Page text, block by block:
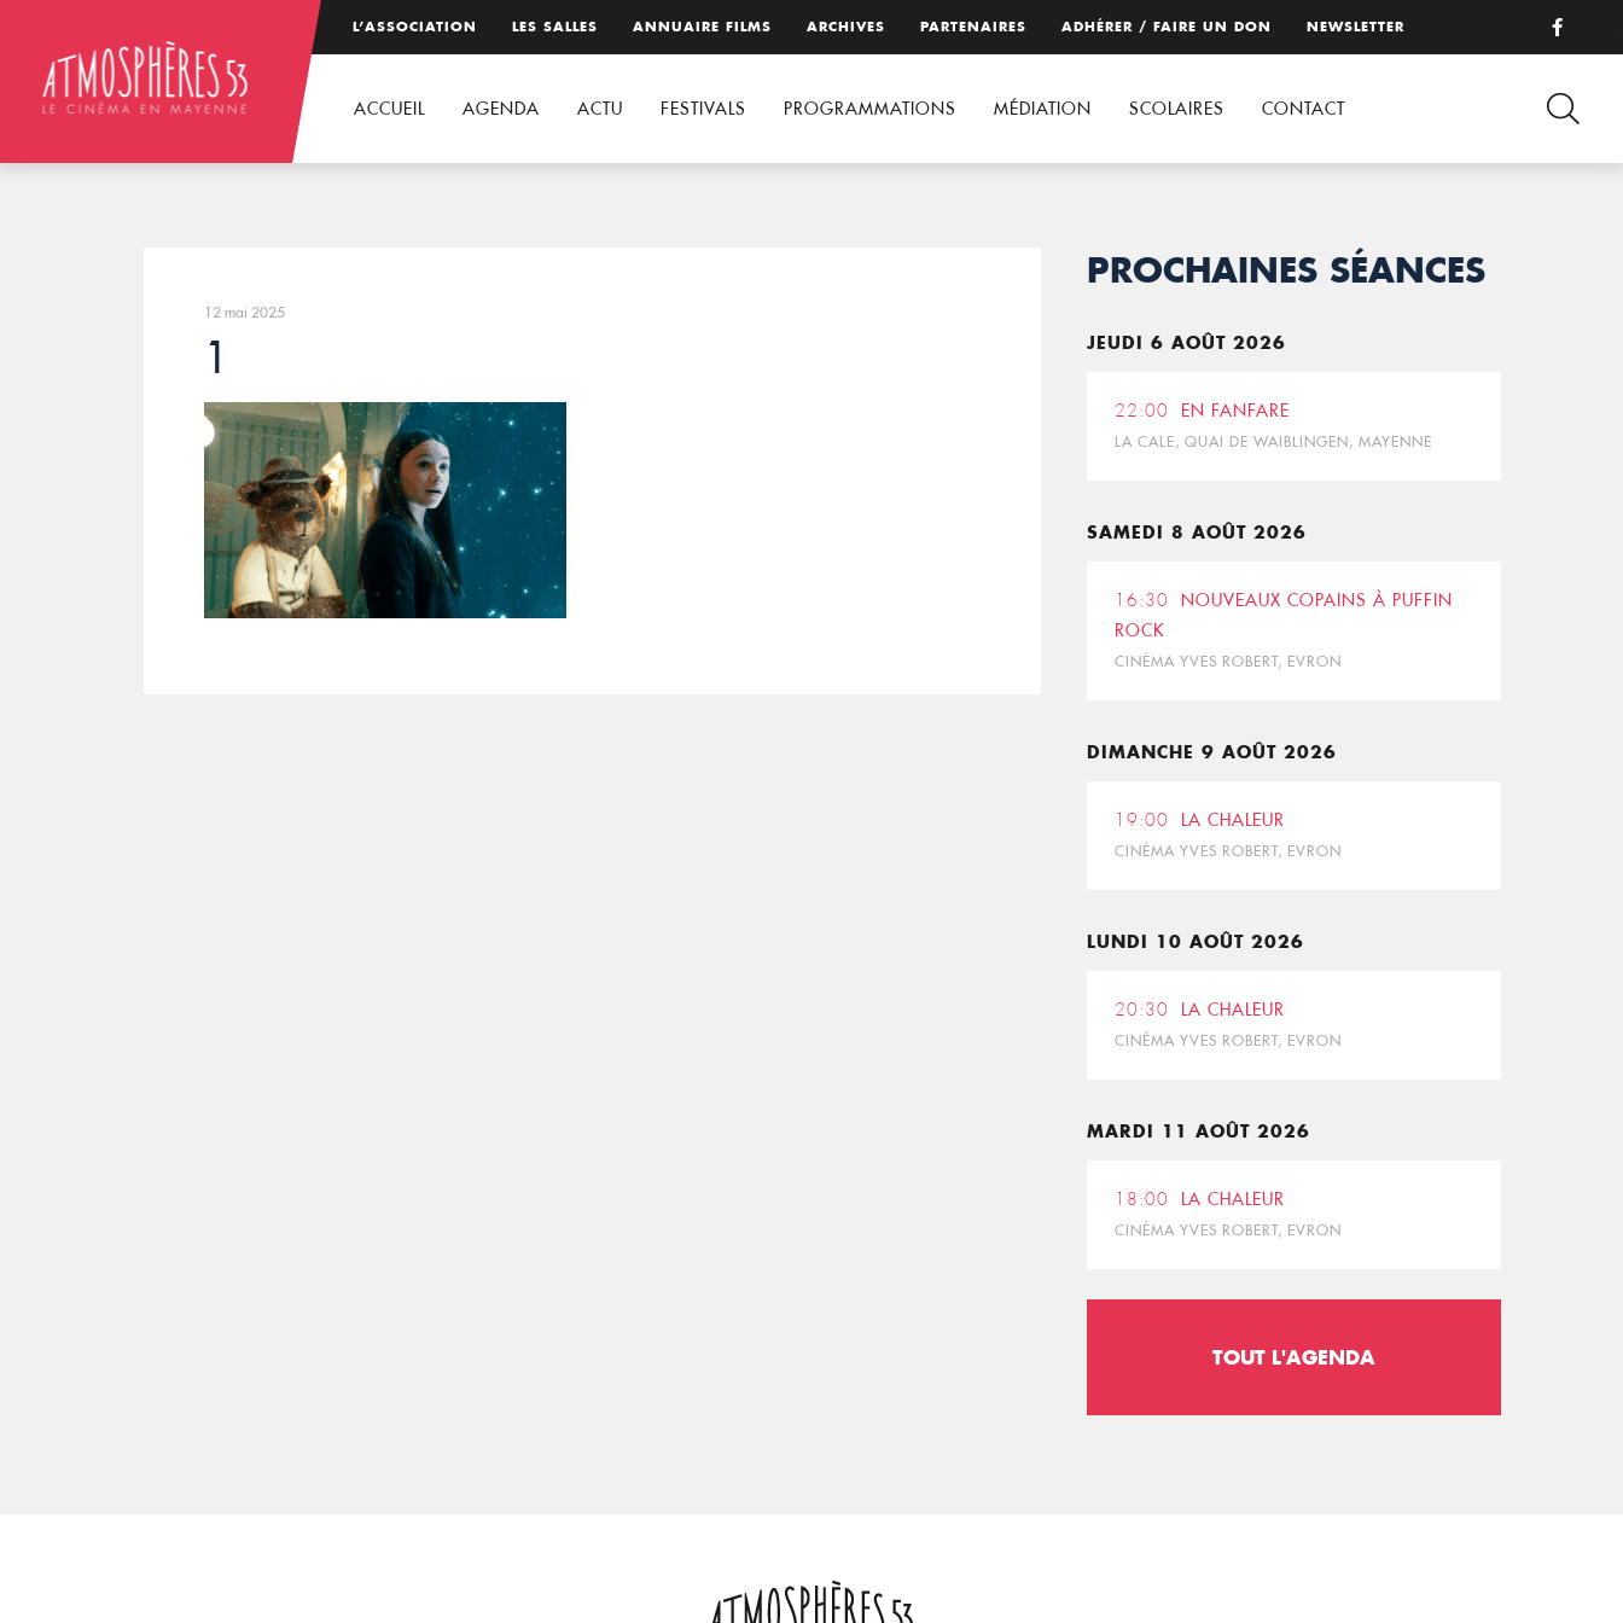
L’ASSOCIATION LES SALLES ANNUAIRE FILMS ARCHIVES PARTENAIRES ADHÉRER / FAIRE UN DON NEWSLETTER
ACCUEIL AGENDA ACTU FESTIVALS PROGRAMMATIONS MÉDIATION SCOLAIRES CONTACT
12 mai 2025
1
PROCHAINES SÉANCES
JEUDI 6 AOÛT 2026
22:00 EN FANFARE
LA CALE, QUAI DE WAIBLINGEN, MAYENNE
SAMEDI 8 AOÛT 2026
16:30
NOUVEAUX COPAINS À PUFFIN
ROCK
CINÉMA YVES ROBERT, EVRON
DIMANCHE 9 AOÛT 2026
19:00 LA CHALEUR
CINÉMA YVES ROBERT, EVRON
LUNDI 10 AOÛT 2026
20:30 LA CHALEUR
CINÉMA YVES ROBERT, EVRON
MARDI 11 AOÛT 2026
18:00 LA CHALEUR
CINÉMA YVES ROBERT, EVRON
TOUT L'AGENDA